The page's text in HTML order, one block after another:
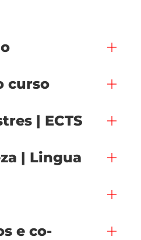
curso
| ECTS
| Lingua
e co-